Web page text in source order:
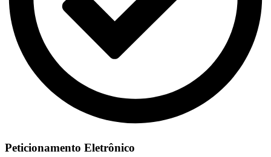
Peticionamento Eletrônico